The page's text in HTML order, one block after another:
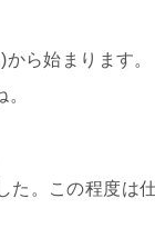
ら始まります。
。この程度は